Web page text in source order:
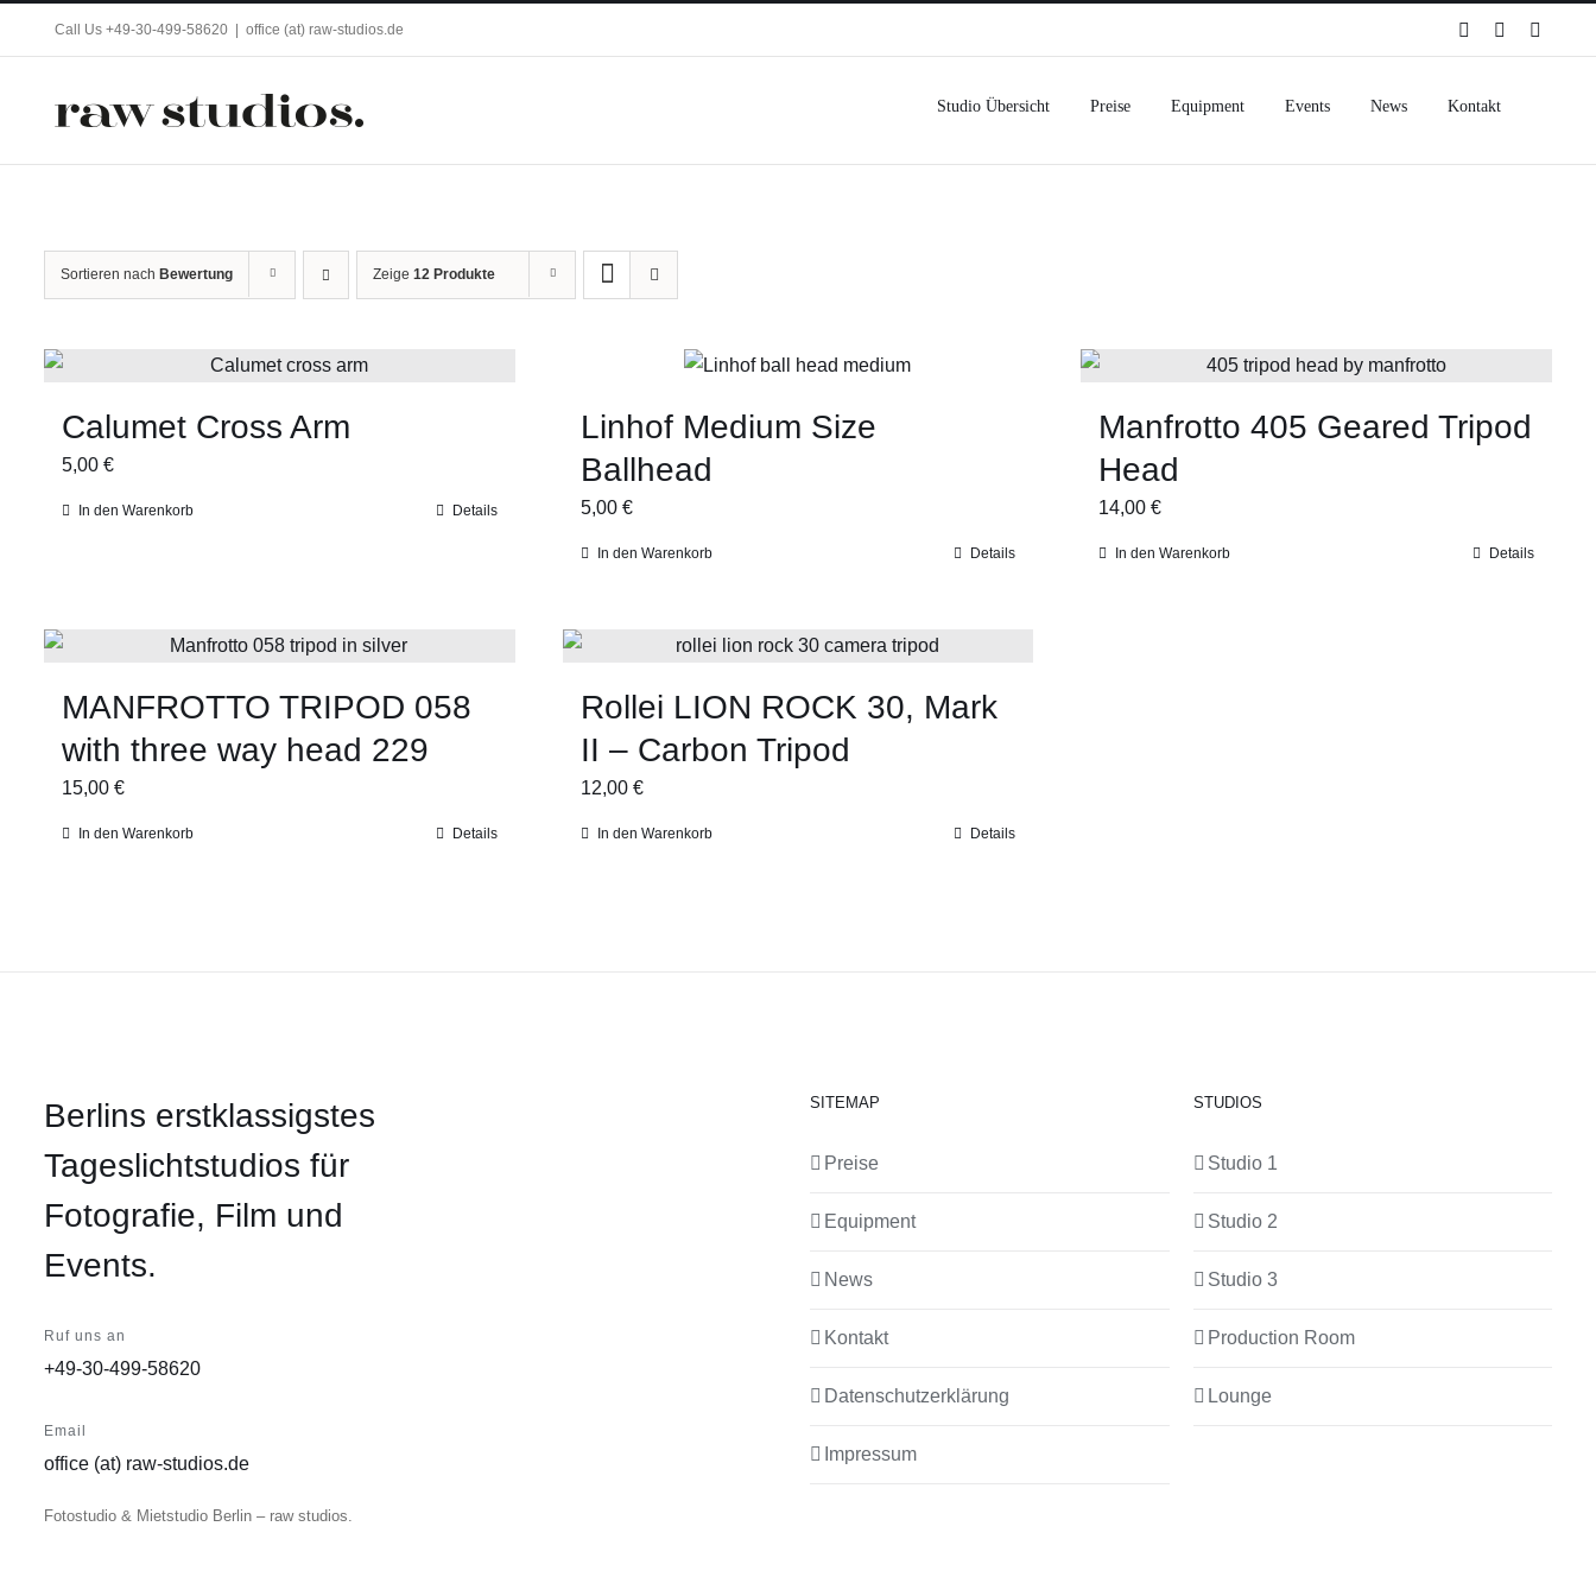
Call Us +49-30-499-58620 office (at) raw-studios.de SpotifyInstagram
Studio Übersicht Preise Equipment Events News Kontakt
Sortieren nach Bewertung Zeige 12 Produkte
Calumet Cross Arm
5,00 €
In den Warenkorb Details
Linhof Medium Size
Ballhead
5,00 €
In den Warenkorb Details
Manfrotto 405 Geared Tripod
Head
14,00€
In den Warenkorb Details
MANFROTTO TRIPOD 058
with three way head 229
15,00 €
In den Warenkorb Details
Rollei LION ROCK 30, Mark
II – Carbon Tripod
12,00 €
In den Warenkorb Details
Berlins erstklassigstes
Tageslichtstudios für
Fotografie, Film und
Events.
Ruf uns an
+49-30-499-58620
Email
office (at) raw-studios.de
Fotostudio & Mietstudio Berlin – raw studios.
SITEMAP
Preise
Equipment
News
Kontakt
Datenschutzerklärung
Impressum
STUDIOS
Studio 1
Studio 2
Studio 3
Production Room
Lounge